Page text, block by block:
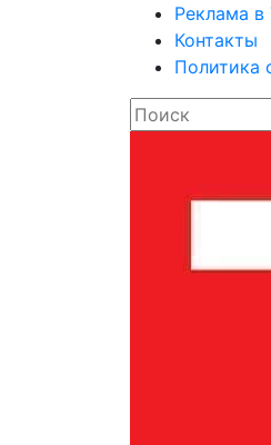
Реклама в
Контакты
Политика